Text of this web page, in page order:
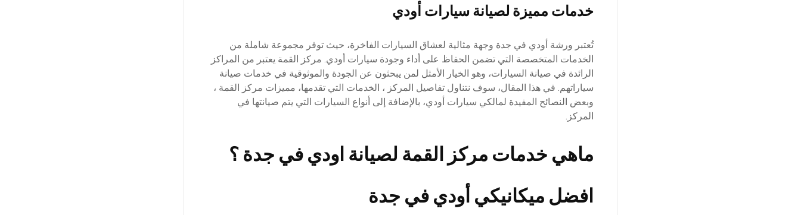
خدمات مميزة لصيانة سيارات أودي
تُعتبر ورشة أودي في جدة وجهة مثالية لعشاق السيارات الفاخرة، حيث توفر مجموعة شاملة من
الخدمات المتخصصة التي تضمن الحفاظ على أداء وجودة سيارات أودي. مركز القمة يعتبر من المراكز
الرائدة في صيانة السيارات، وهو الخيار الأمثل لمن يبحثون عن الجودة والموثوقية في خدمات صيانة
سياراتهم. في هذا المقال، سوف نتناول تفاصيل المركز ، الخدمات التي تقدمها، مميزات مركز القمة ،
وبعض النصائح المفيدة لمالكي سيارات أودي، بالإضافة إلى أنواع السيارات التي يتم صيانتها في
المركز.
ماهي خدمات مركز القمة لصيانة اودي في جدة ؟
افضل ميكانيكي أودي في جدة